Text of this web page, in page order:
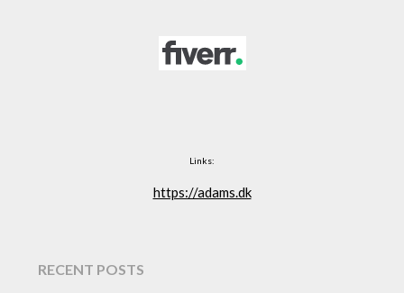
Links:
https://adams.dk
RECENT POSTS